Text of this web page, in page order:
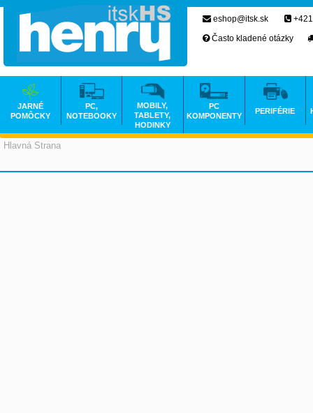
Hlavná Strana
eshop@itsk.sk
Často kladené otázky
JARNÉ
POMÔCKY
PC,
NOTEBOOKY
MOBILY,
TABLETY,
HODINKY
PC
KOMPONENTY
PERIFÉRIE